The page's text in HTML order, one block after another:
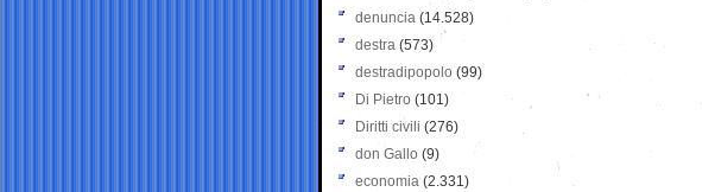
denuncia (14.528)
destra (573)
destradipopolo (99)
Di Pietro (101)
Diritti civili (276)
don Gallo (9)
economia (2.331)